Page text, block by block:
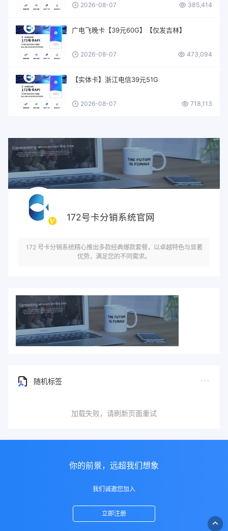
2026-08-07 385,414
广电飞晚卡【39元60G】【仅发吉林】
2026-08-07 473,094
【实体卡】浙江电信39元51G
2026-08-07 718,113
172号卡分销系统官网
172 号卡分销系统精心推出多款经典爆款套餐，以卓越特色与显著
优势，满足您的不同需求。
随机标签
加载失败，请刷新页面重试
你的前景，远超我们想象
我们诚邀您加入
立即注册